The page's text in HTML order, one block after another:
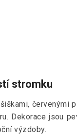
stromku
červenými
Dekorace jsou
výzdoby.